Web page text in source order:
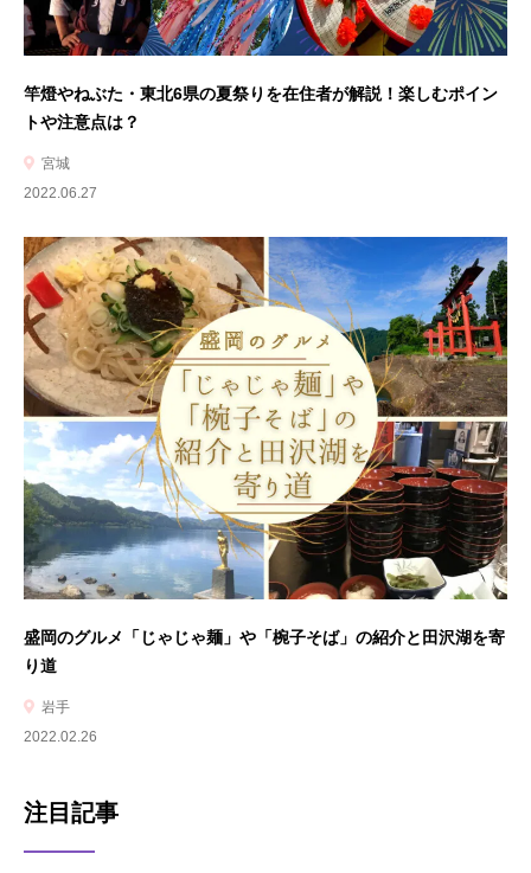
竿燈やねぶた・東北6県の夏祭りを在住者が解説！楽しむポイン
トや注意点は？
宮城
2022.06.27
盛岡のグルメ「じゃじゃ麺」や「椀子そば」の紹介と田沢湖を寄
り道
岩手
2022.02.26
注目記事